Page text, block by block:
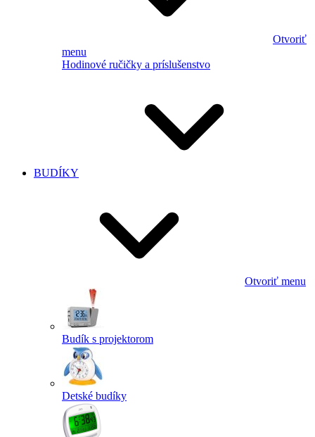
Otvoriť
menu
Hodinové ručičky a príslušenstvo
BUDÍKY
Otvoriť menu
Budík s projektorom
Detské budíky